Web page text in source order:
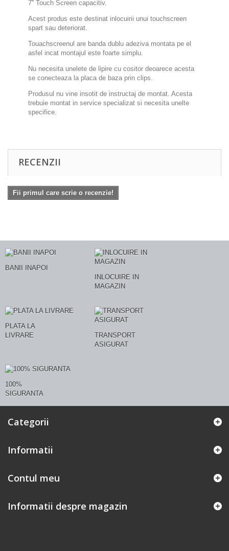
7'' Touch Screen capacitiv.
Acest produs este destinat inlocuirii unui touchscreen
spart sau deteriorat.
Touachscreenul are banda dublu adeziva montata pe el
asfel incat montajul este foarte simplu.
Nu necesita unelete de lipire cu cositor deoarece acesta
se conecteaza la placa de baza prin clips.
Produsul nu vine insotit de instructaj de montat. Acesta
trebuie montat in service specializat si necesita unelte
specifice.
RECENZII
Fii primul care scrie o recenzie!
BANII INAPOI
INLOCUIRE IN
MAGAZIN
PLATA LA
LIVRARE
TRANSPORT
ASIGURAT
100%
SIGURANTA
Categorii
Informatii
Contul meu
Informatii despre magazin